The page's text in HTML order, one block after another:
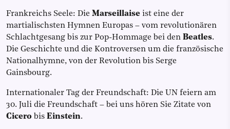
Frankreichs Seele: Die Marseillaise ist eine der
martialischsten Hymnen Europas – vom revolutionären
Schlachtgesang bis zur Pop-Hommage bei den Beatles.
Die Geschichte und die Kontroversen um die französische
Nationalhymne, von der Revolution bis Serge
Gainsbourg.
Internationaler Tag der Freundschaft: Die UN feiern am
30. Juli die Freundschaft – bei uns hören Sie Zitate von
Cicero bis Einstein.